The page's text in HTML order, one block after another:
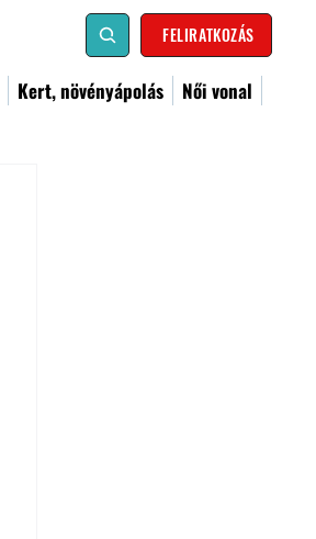
FELIRATKOZÁS
Kert, növényápolás
Női vonal